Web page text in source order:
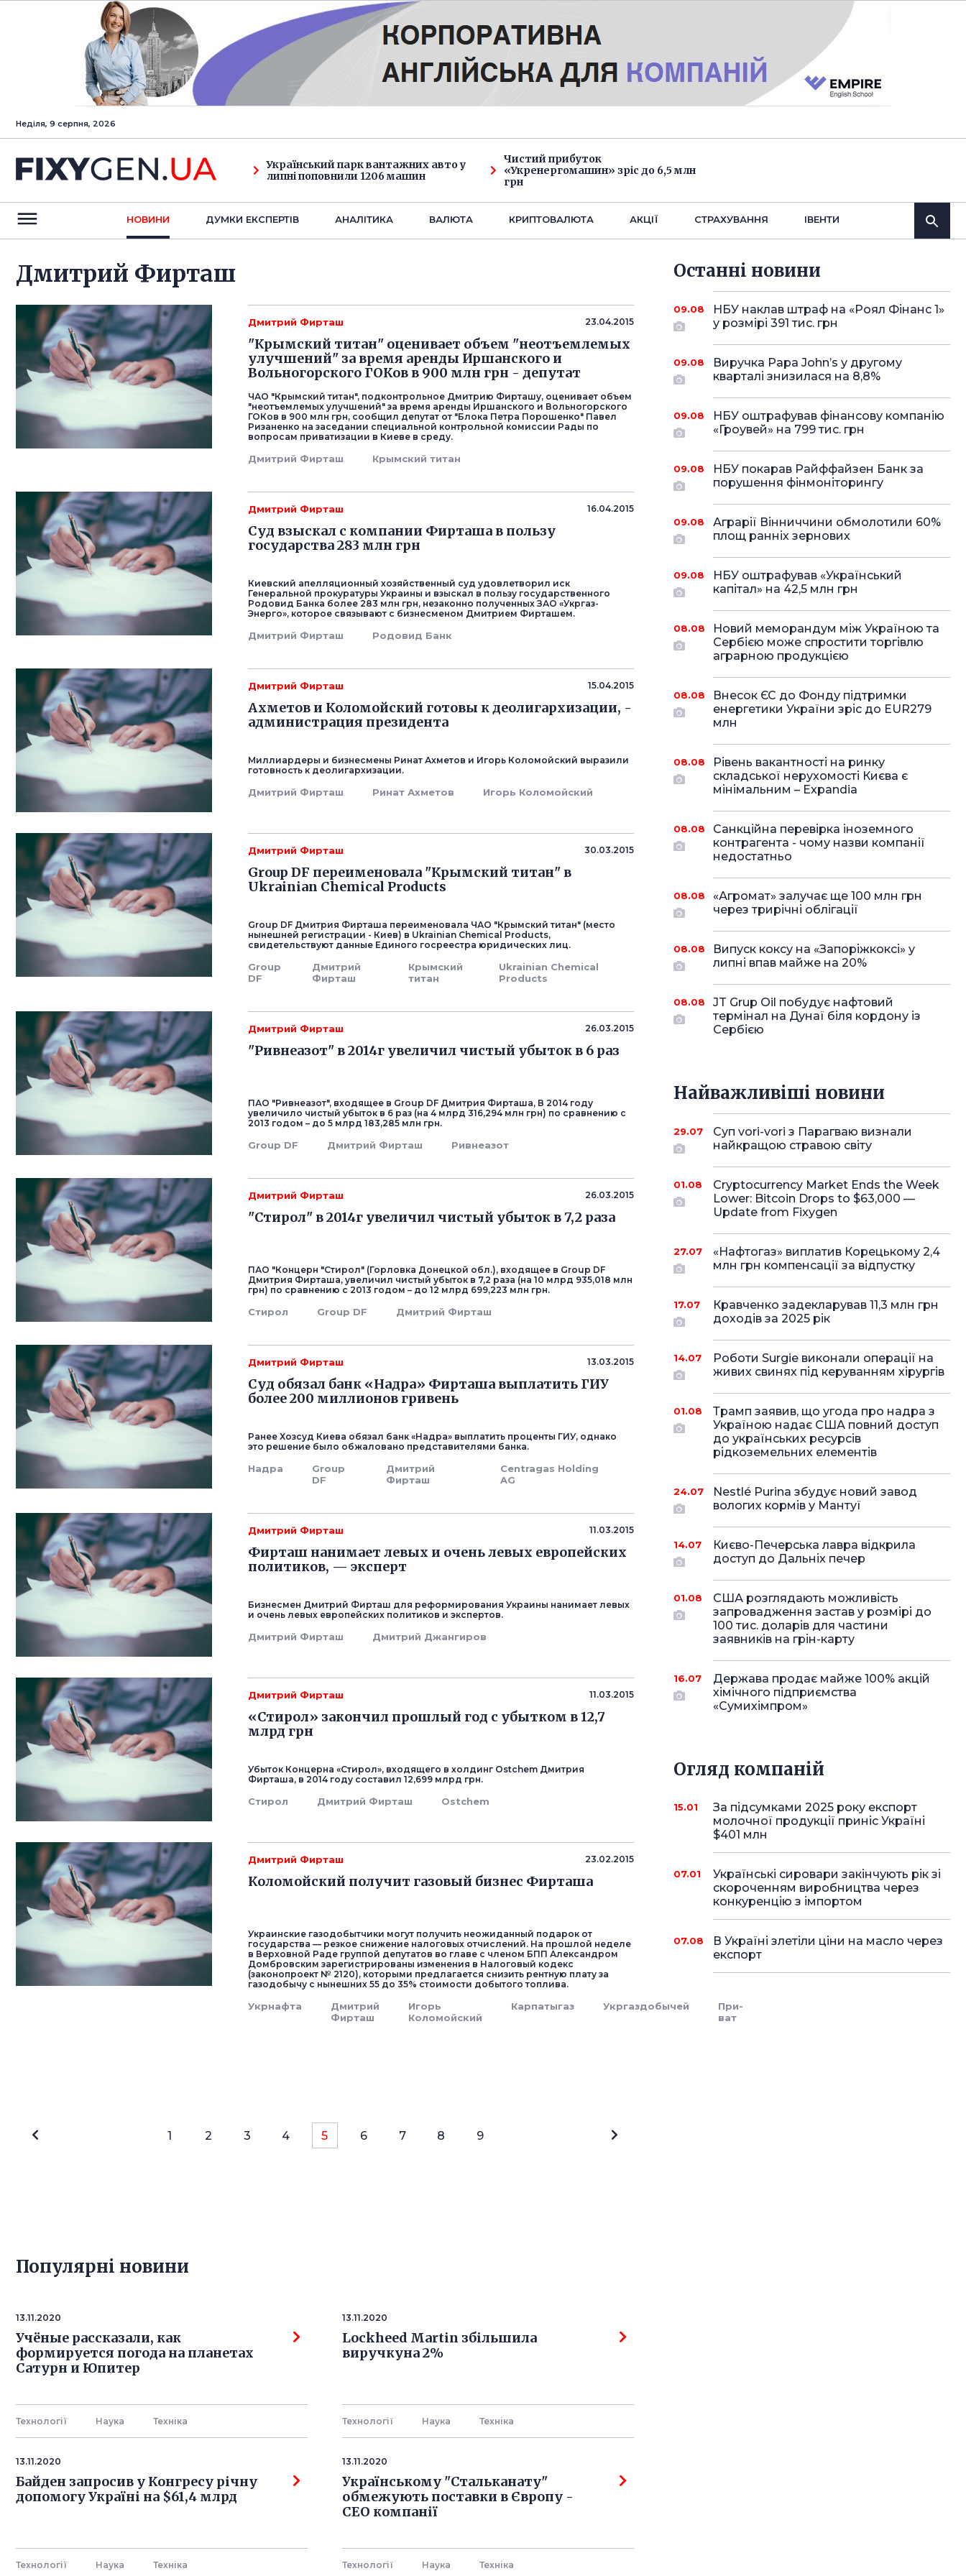
Неділя, 9 серпня, 2026
Український парк вантажних авто у
липні поповнили 1206 машин
Чистий прибуток
«Укренергомашин» зріс до 6,5 млн
грн
НОВИНИ ДУМКИ ЕКСПЕРТIВ АНАЛIТИКА ВАЛЮТА КРИПТОВАЛЮТА АКЦІЇ СТРАХУВАННЯ IВЕНТИ
Дмитрий Фирташ
Дмитрий Фирташ 23.04.2015
"Крымский титан" оценивает объем "неотъемлемых
улучшений" за время аренды Иршанского и
Вольногорского ГОКов в 900 млн грн - депутат
ЧАО "Крымский титан", подконтрольное Дмитрию Фирташу, оценивает объем
"неотъемлемых улучшений" за время аренды Иршанского и Вольногорского
ГОКов в 900 млн грн, сообщил депутат от "Блока Петра Порошенко" Павел
Ризаненко на заседании специальной контрольной комиссии Рады по
вопросам приватизации в Киеве в среду.
Дмитрий Фирташ Крымский титан
Дмитрий Фирташ 16.04.2015
Суд взыскал с компании Фирташа в пользу
государства 283 млн грн
Киевский апелляционный хозяйственный суд удовлетворил иск
Генеральной прокуратуры Украины и взыскал в пользу государственного
Родовид Банка более 283 млн грн, незаконно полученных ЗАО «Укргаз-
Энерго», которое связывают с бизнесменом Дмитрием Фирташем.
Дмитрий Фирташ Родовид Банк
Дмитрий Фирташ 15.04.2015
Ахметов и Коломойский готовы к деолигархизации, -
администрация президента
Миллиардеры и бизнесмены Ринат Ахметов и Игорь Коломойский выразили
готовность к деолигархизации.
Дмитрий Фирташ Ринат Ахметов Игорь Коломойский
Дмитрий Фирташ 30.03.2015
Group DF переименовала "Крымский титан" в
Ukrainian Chemical Products
Group DF Дмитрия Фирташа переименовала ЧАО "Крымский титан" (место
нынешней регистрации - Киев) в Ukrainian Chemical Products,
свидетельствуют данные Единого госреестра юридических лиц.
Group
DF
Дмитрий
Фирташ
Крымский
титан
Ukrainian Chemical
Products
Дмитрий Фирташ 26.03.2015
"Ривнеазот" в 2014г увеличил чистый убыток в 6 раз
ПАО "Ривнеазот", входящее в Group DF Дмитрия Фирташа, В 2014 году
увеличило чистый убыток в 6 раз (на 4 млрд 316,294 млн грн) по сравнению с
2013 годом – до 5 млрд 183,285 млн грн.
Group DF Дмитрий Фирташ Ривнеазот
Дмитрий Фирташ 26.03.2015
"Стирол" в 2014г увеличил чистый убыток в 7,2 раза
ПАО "Концерн "Стирол" (Горловка Донецкой обл.), входящее в Group DF
Дмитрия Фирташа, увеличил чистый убыток в 7,2 раза (на 10 млрд 935,018 млн
грн) по сравнению с 2013 годом – до 12 млрд 699,223 млн грн.
Стирол Group DF Дмитрий Фирташ
Дмитрий Фирташ 13.03.2015
Суд обязал банк «Надра» Фирташа выплатить ГИУ
более 200 миллионов гривень
Ранее Хозсуд Киева обязал банк «Надра» выплатить проценты ГИУ, однако
это решение было обжаловано представителями банка.
Надра
Group
DF
Дмитрий
Фирташ
Centragas Holding
AG
Дмитрий Фирташ 11.03.2015
Фирташ нанимает левых и очень левых европейских
политиков, — эксперт
Бизнесмен Дмитрий Фирташ для реформирования Украины нанимает левых
и очень левых европейских политиков и экспертов.
Дмитрий Фирташ Дмитрий Джангиров
Дмитрий Фирташ 11.03.2015
«Стирол» закончил прошлый год с убытком в 12,7
млрд грн
Убыток Концерна «Стирол», входящего в холдинг Ostchem Дмитрия
Фирташа, в 2014 году составил 12,699 млрд грн.
Стирол Дмитрий Фирташ Ostchem
Дмитрий Фирташ 23.02.2015
Коломойский получит газовый бизнес Фирташа
Украинские газодобытчики могут получить неожиданный подарок от
государства — резкое снижение налоговых отчислений. На прошлой неделе
в Вер­ховной Раде группой депутатов во главе с членом БПП Алек­санд­ром
Дом­б­ровским зарегистрированы изменения в Налоговый кодекс
(законопроект № 2120), которыми предлагается снизить рентную плату за
газодобычу с ны­нешних 55 до 35% стоимости до­бытого топлива.
Укрнафта
Дмитрий
Фирташ
Игорь
Коломойский
Карпатыгаз Укргаздобычей
При­
ват
1 2 3 4 5 6 7 8 9
Популярнi новини
13.11.2020
Учёные рассказали, как
формируется погода на планетах
Сатурн и Юпитер
Технології Наука Технiка
13.11.2020
Lockheed Martin збільшила
виручкуна 2%
Технології Наука Технiка
13.11.2020
Байден запросив у Конгресу річну
допомогу Україні на $61,4 млрд
Технології Наука Технiка
13.11.2020
Українському "Стальканату"
обмежують поставки в Європу -
СЕО компанії
Технології Наука Технiка
Останнi новини
09.08
НБУ наклав штраф на «Роял Фінанс 1»
у розмірі 391 тис. грн
09.08
Виручка Papa John’s у другому
кварталі знизилася на 8,8%
09.08
НБУ оштрафував фінансову компанію
«Гроувей» на 799 тис. грн
09.08
НБУ покарав Райффайзен Банк за
порушення фінмоніторингу
09.08
Аграрії Вінниччини обмолотили 60%
площ ранніх зернових
09.08
НБУ оштрафував «Український
капітал» на 42,5 млн грн
08.08
Новий меморандум між Україною та
Сербією може спростити торгівлю
аграрною продукцією
08.08
Внесок ЄС до Фонду підтримки
енергетики України зріс до EUR279
млн
08.08
Рівень вакантності на ринку
складської нерухомості Києва є
мінімальним – Expandia
08.08
Санкційна перевірка іноземного
контрагента - чому назви компанії
недостатньо
08.08
«Агромат» залучає ще 100 млн грн
через трирічні облігації
08.08
Випуск коксу на «Запоріжкоксі» у
липні впав майже на 20%
08.08
JT Grup Oil побудує нафтовий
термінал на Дунаї біля кордону із
Сербією
Найважливіші новини
29.07
Суп vori-vori з Парагваю визнали
найкращою стравою світу
01.08
Cryptocurrency Market Ends the Week
Lower: Bitcoin Drops to $63,000 —
Update from Fixygen
27.07
«Нафтогаз» виплатив Корецькому 2,4
млн грн компенсації за відпустку
17.07
Кравченко задекларував 11,3 млн грн
доходів за 2025 рік
14.07
Роботи Surgie виконали операції на
живих свинях під керуванням хірургів
01.08
Трамп заявив, що угода про надра з
Україною надає США повний доступ
до українських ресурсів
рідкоземельних елементів
24.07
Nestlé Purina збудує новий завод
вологих кормів у Мантуї
14.07
Києво-Печерська лавра відкрила
доступ до Дальніх печер
01.08
США розглядають можливість
запровадження застав у розмірі до
100 тис. доларів для частини
заявників на грін-карту
16.07
Держава продає майже 100% акцій
хімічного підприємства
«Сумихімпром»
Огляд компаній
15.01
За підсумками 2025 року експорт
молочної продукції приніс Україні
$401 млн
07.01
Українські сировари закінчують рік зі
скороченням виробництва через
конкуренцію з імпортом
07.08
В Україні злетіли ціни на масло через
експорт